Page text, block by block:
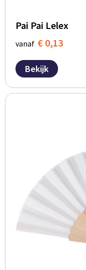
Pai Pai Lelex
vanaf € 0,13
Bekijk